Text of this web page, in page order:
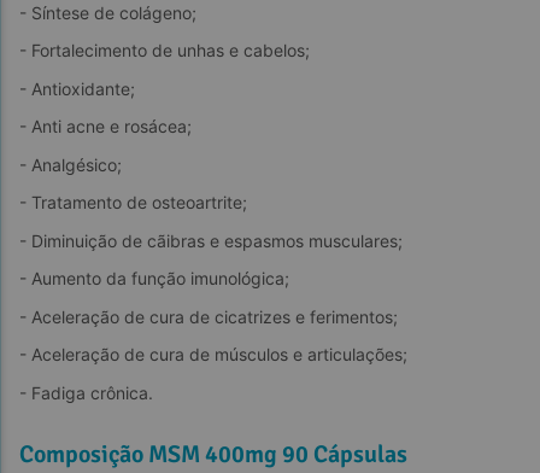
articulações  também estão disponíveis no site.
- Síntese de colágeno;
- Fortalecimento de unhas e cabelos;
- Antioxidante;
- Anti acne e rosácea;
- Analgésico;
- Tratamento de osteoartrite;
- Diminuição de cãibras e espasmos musculares;
- Aumento da função imunológica;
- Aceleração de cura de cicatrizes e ferimentos;
- Aceleração de cura de músculos e articulações;
- Fadiga crônica.
Composição MSM 400mg 90 Cápsulas